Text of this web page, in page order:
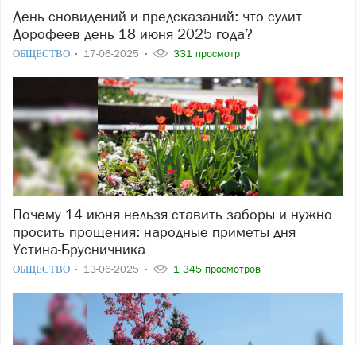
День сновидений и предсказаний: что сулит
Дорофеев день 18 июня 2025 года?
ОБЩЕСТВО 17-06-2025 331 просмотр
Почему 14 июня нельзя ставить заборы и нужно
просить прощения: народные приметы дня
Устина-Брусничника
ОБЩЕСТВО 13-06-2025 1 345 просмотров